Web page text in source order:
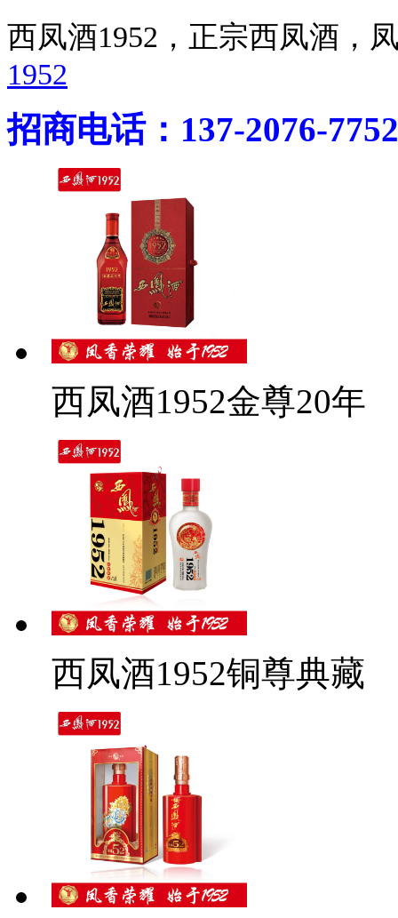
西凤酒1952，正宗西凤酒
1952
招商电话：137-2076-7752
西凤酒1952金尊20年
西凤酒1952铜尊典藏